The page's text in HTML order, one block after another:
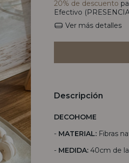
20% de descuento
Efectivo
Ver más detalles
Descripción
DECOHOME
- MATERIAL: Fibras
- MEDIDA: 40cm de